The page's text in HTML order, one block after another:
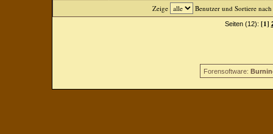
Zeige Benutzer und Sortiere nach
Seiten (12): [1]
Forensoftware: